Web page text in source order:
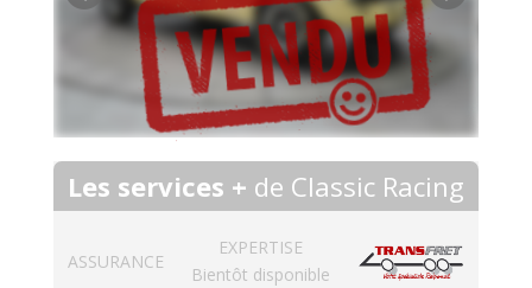
Les services + de Classic Racing
ASSURANCE
EXPERTISE
Bientôt disponible